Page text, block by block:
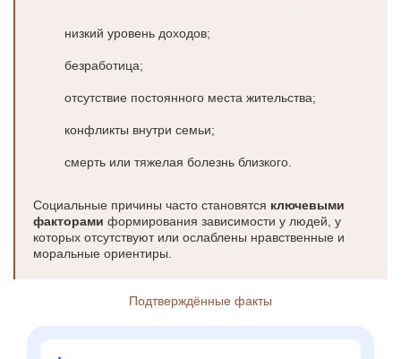
низкий уровень доходов;
безработица;
отсутствие постоянного места жительства;
конфликты внутри семьи;
смерть или тяжелая болезнь близкого.
Социальные причины часто становятся ключевыми
факторами формирования зависимости у людей, у
которых отсутствуют или ослаблены нравственные и
моральные ориентиры.
Подтверждённые факты